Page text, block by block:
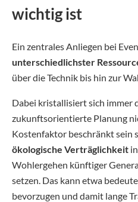
wichtig ist
Ein zentrales Anliegen bei
unterschiedlichster
über die Technik bis hin zur
Dabei kristallisiert sich immer
zukunftsorientierte Planung
Kostenfaktor beschränkt sein
ökologische Verträglichkeit
Wohlergehen künftiger
setzen. Das kann etwa
bevorzugen und damit lange